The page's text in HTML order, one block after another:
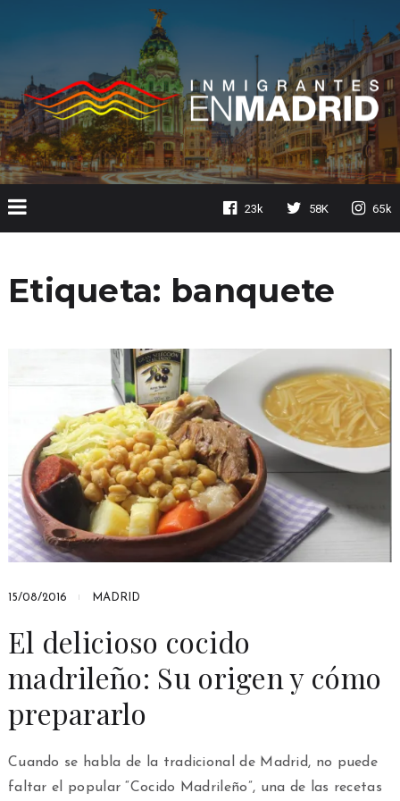
23k 58K 65k
Etiqueta: banquete
15/08/2016 MADRID
El delicioso cocido
madrileño: Su origen y cómo
prepararlo
Cuando se habla de la tradicional de Madrid, no puede
faltar el popular “Cocido Madrileño”, una de las recetas